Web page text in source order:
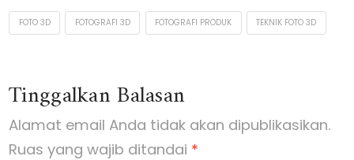
Dengan 7
Langkah Ini
Calon
Pembeli
FOTO 3D FOTOGRAFI 3D FOTOGRAFI PRODUK TEKNIK FOTO 3D
Tinggalkan Balasan
Alamat email Anda tidak akan dipublikasikan.
Ruas yang wajib ditandai *